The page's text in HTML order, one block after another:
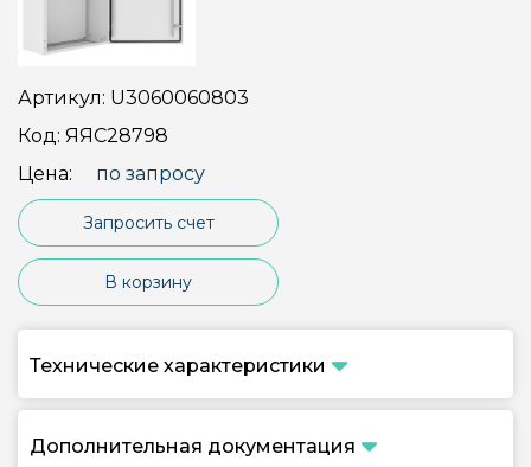
Артикул: U3060060803
Код: ЯЯС28798
Цена:
по запросу
Запросить счет
В корзину
Технические характеристики
Дополнительная документация